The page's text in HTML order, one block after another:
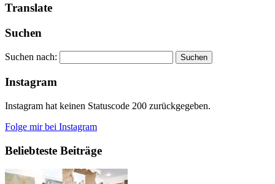
Translate
Suchen
Suchen nach:
Instagram
Instagram hat keinen Statuscode 200 zurückgegeben.
Folge mir bei Instagram
Beliebteste Beiträge